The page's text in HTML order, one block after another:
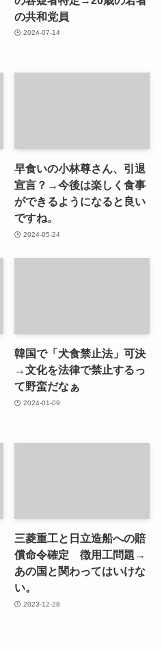
の共和党員
2024-07-14
早食いの小林尊さん、引退
宣言？→今後は楽しく食事
ができるようになると良い
ですね。
2024-05-24
韓国で「犬食禁止法」可決
→文化を法律で禁止するっ
て野蛮だなぁ
2024-01-09
三菱重工と日立造船への賠
償命令確定 徴用工問題→
あの国と関わってはいけな
い。
2023-12-28